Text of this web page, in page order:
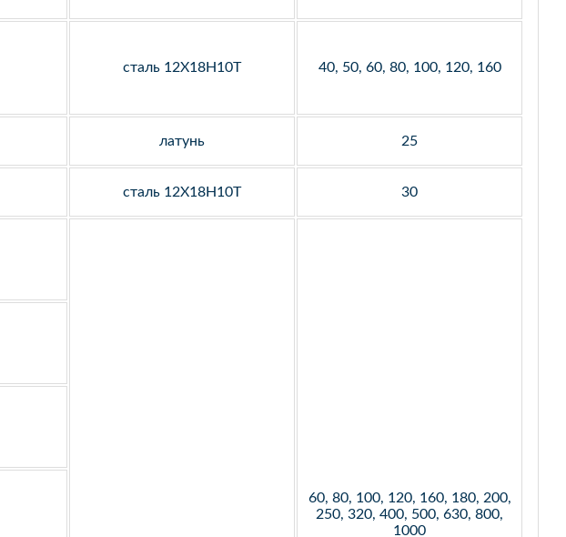
сталь 12Х18Н10Т 40, 50, 60, 80, 100, 120, 160
латунь 25
сталь 12Х18Н10Т 30
60, 80, 100, 120, 160, 180, 200,
250, 320, 400, 500, 630, 800,
1000